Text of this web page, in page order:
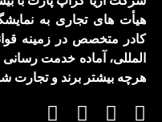
هیأت های تجاری به
کادر متخصص در زمینه
المللی، آماده خدمت
هرچه بیشتر برند و تجارت